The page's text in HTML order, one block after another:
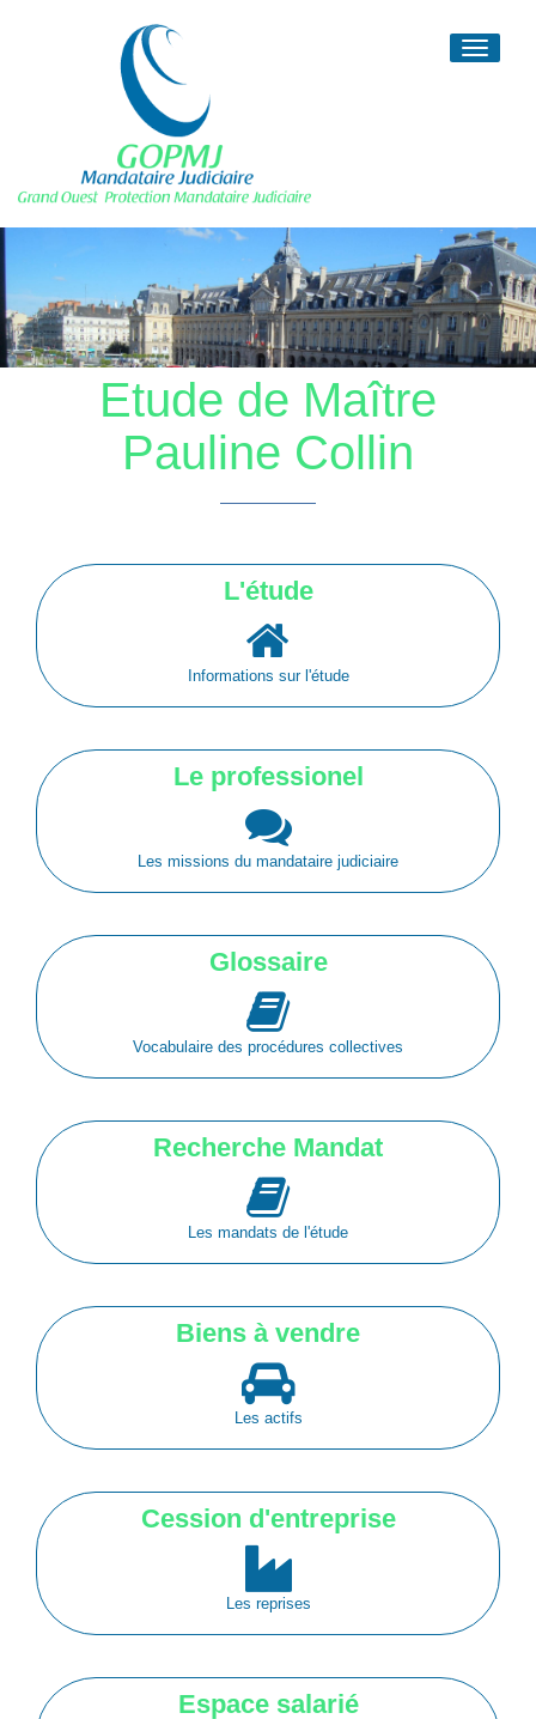
Toggle
Etude de Maître
Pauline Collin
L'étude
Informations sur l'étude
Le professionel
Les missions du mandataire judiciaire
Glossaire
Vocabulaire des procédures collectives
Recherche Mandat
Les mandats de l'étude
Biens à vendre
Les actifs
Cession d'entreprise
Les reprises
Espace salarié